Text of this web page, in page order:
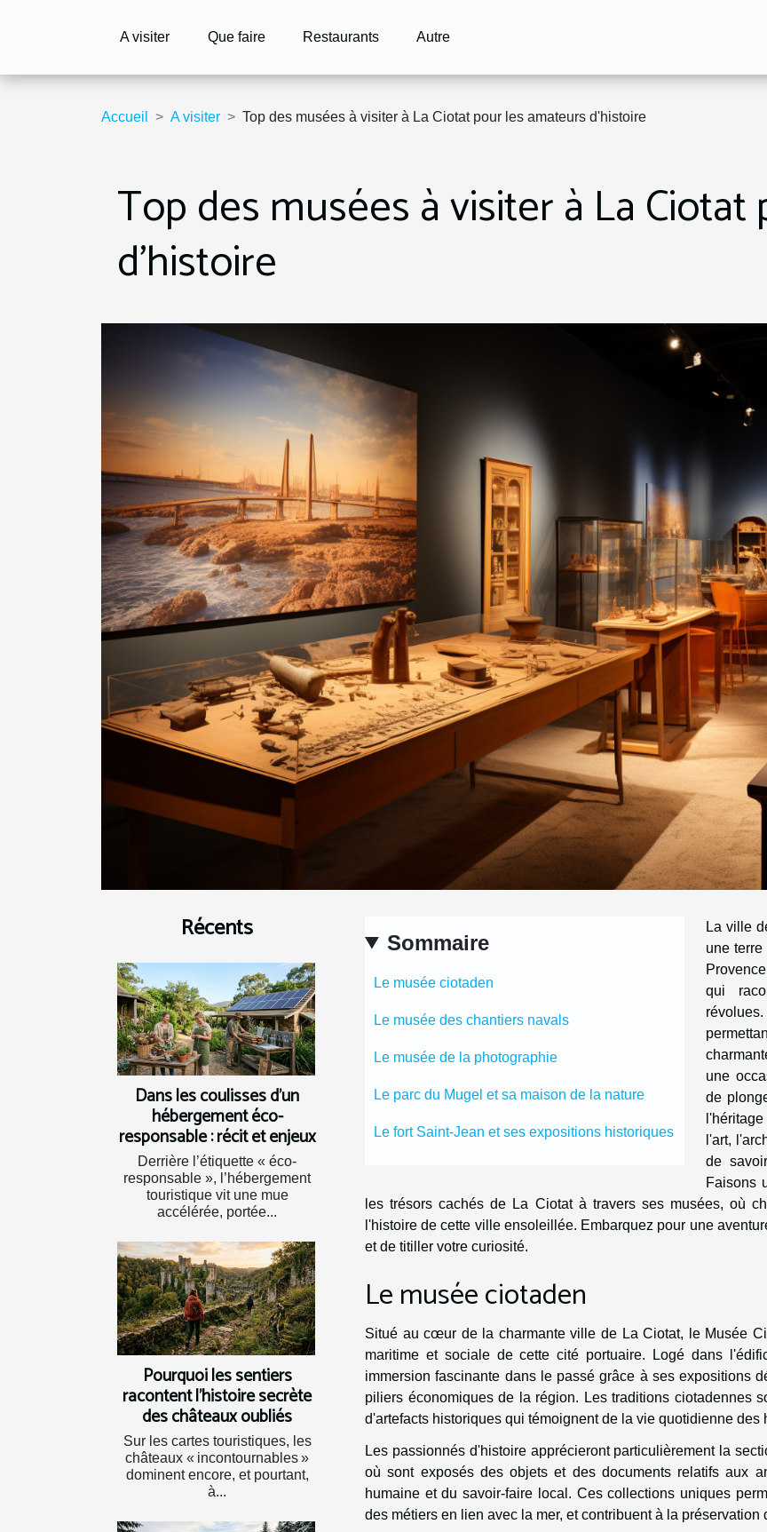
A visiter Que faire Restaurants Autre
Accueil A visiter Top des musées à visiter à La Ciotat pour les amateurs d'histoire
Top des musées à visiter à La
d'histoire
Récents
Dans les coulisses d’un
hébergement éco-
responsable : récit et enjeux
Derrière l’étiquette « éco-
responsable », l’hébergement
touristique vit une mue
accélérée, portée...
Pourquoi les sentiers
racontent l’histoire secrète
des châteaux oubliés
Sur les cartes touristiques, les
châteaux « incontournables »
dominent encore, et pourtant,
à...
Sommaire
Le musée ciotaden
Le musée des chantiers navals
Le musée de la photographie
Le parc du Mugel et sa maison de la nature
Le fort Saint-Jean et ses expositions historiques
La ville
une
qui
une
de
l'art,
de
Faisons
les trésors cachés de La Ciotat à travers ses musées, où
l'histoire de cette ville ensoleillée. Embarquez pour une
et de titiller votre curiosité.
Le musée ciotaden
Situé au cœur de la charmante ville de La Ciotat, le Musée
maritime et sociale de cette cité portuaire. Logé dans
immersion fascinante dans le passé grâce à ses expositions
piliers économiques de la région. Les traditions ciotadennes
d'artefacts historiques qui témoignent de la vie quotidienne des
Les passionnés d'histoire apprécieront particulièrement la
où sont exposés des objets et des documents relatifs aux
humaine et du savoir-faire local. Ces collections uniques
des métiers en lien avec la mer, et contribuent à la